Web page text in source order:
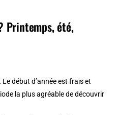
Printemps, été,
Le début d’année est frais et
la plus agréable de découvrir